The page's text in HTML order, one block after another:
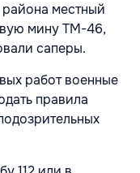
местный
мину ТМ-46,
саперы.
работ военные
правила